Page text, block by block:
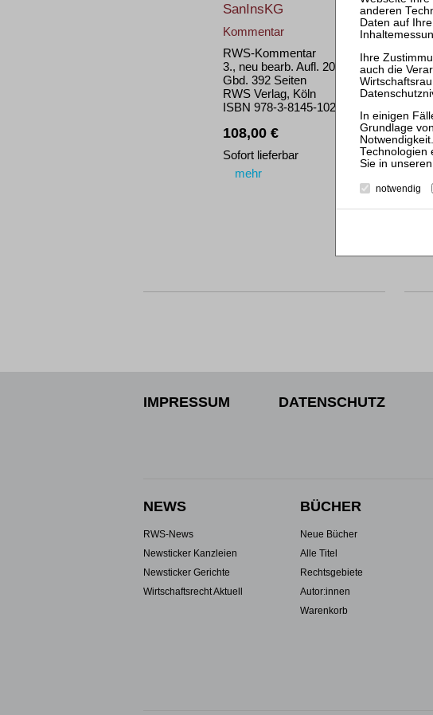
SanInsKG
Kommentar
RWS-Kommentar
3., neu bearb. Aufl. 2023
Gbd. 392 Seiten
RWS Verlag, Köln
ISBN 978-3-8145-1025-5
108,00 €
Sofort lieferbar
mehr
IMPRESSUM DATENSCHUTZ
NEWS
RWS-News
Newsticker Kanzleien
Newsticker Gerichte
Wirtschaftsrecht Aktuell
BÜCHER
Neue Bücher
Alle Titel
Rechtsgebiete
Autor:innen
Warenkorb
notwendig